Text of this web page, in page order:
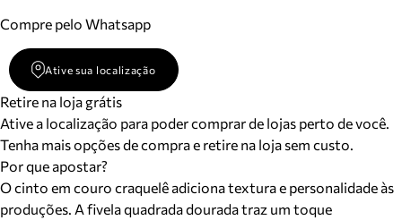
Compre pelo Whatsapp
Ative sua localização
Retire na loja grátis
Ative a localização para poder comprar de lojas perto de você.
Tenha mais opções de compra e retire na loja sem custo.
Por que apostar?
O cinto em couro craquelê adiciona textura e personalidade às
produções. A fivela quadrada dourada traz um toque